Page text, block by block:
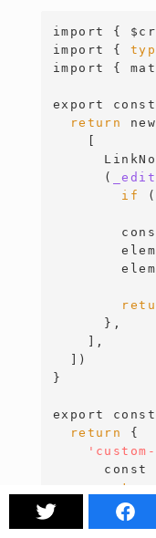
import {
import
{
import {
export
return
new
      (
if
} ,
,
}
export const
return
{
const
return